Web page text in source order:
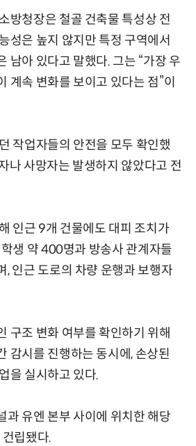
방청장은 철골 건축물 특성상 전
성은 높지 않지만 특정 구역에서
남아 있다고 말했다. 그는 “가장 우
계속 변화를 보이고 있다는 점”이
작업자들의 안전을 모두 확인했
나 사망자는 발생하지 않았다고 전
인근 9개 건물에도 대피 조치가
생 약 400명과 방송사 관계자들
, 인근 도로의 차량 운행과 보행자
구조 변화 여부를 확인하기 위해
감시를 진행하는 동시에, 손상된
을 실시하고 있다.
과 유엔 본부 사이에 위치한 해당
립됐다.